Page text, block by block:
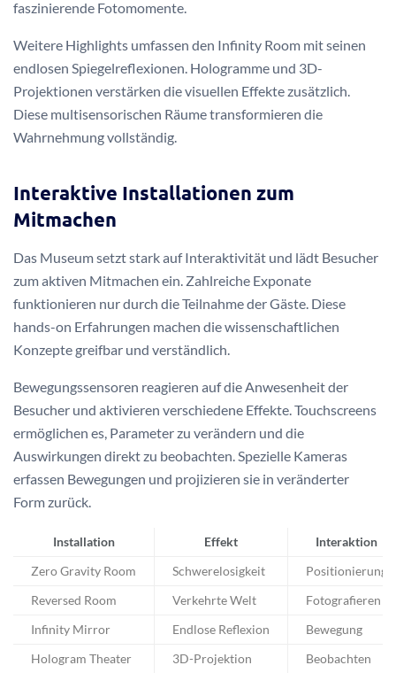
faszinierende Fotomomente.
Weitere Highlights umfassen den Infinity Room mit seinen
endlosen Spiegelreflexionen. Hologramme und 3D-
Projektionen verstärken die visuellen Effekte zusätzlich.
Diese multisensorischen Räume transformieren die
Wahrnehmung vollständig.
Interaktive Installationen zum
Mitmachen
Das Museum setzt stark auf Interaktivität und lädt Besucher
zum aktiven Mitmachen ein. Zahlreiche Exponate
funktionieren nur durch die Teilnahme der Gäste. Diese
hands-on Erfahrungen machen die wissenschaftlichen
Konzepte greifbar und verständlich.
Bewegungssensoren reagieren auf die Anwesenheit der
Besucher und aktivieren verschiedene Effekte. Touchscreens
ermöglichen es, Parameter zu verändern und die
Auswirkungen direkt zu beobachten. Spezielle Kameras
erfassen Bewegungen und projizieren sie in veränderter
Form zurück.
Installation Effekt Interaktion
Zero Gravity Room Schwerelosigkeit Positionierung
Reversed Room Verkehrte Welt Fotografieren
Infinity Mirror Endlose Reflexion Bewegung
Hologram Theater 3D-Projektion Beobachten